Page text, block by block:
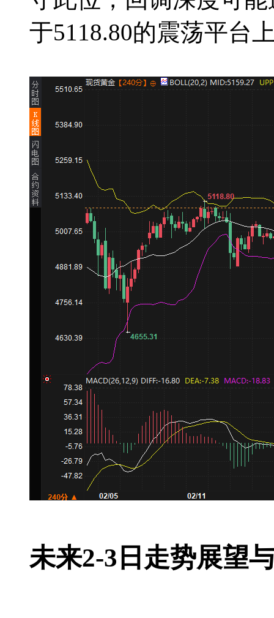
于5118.80的震荡平台
未来2-3日走势展望